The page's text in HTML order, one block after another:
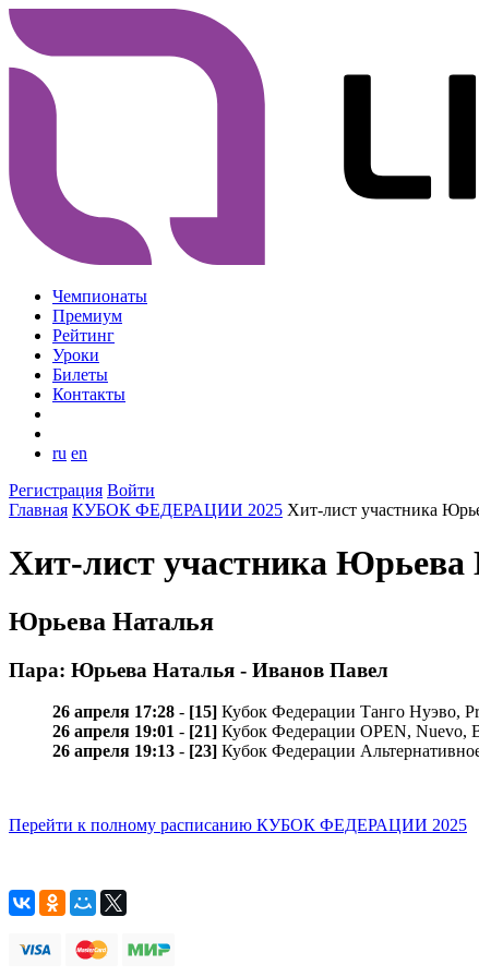
Чемпионаты
Премиум
Рейтинг
Уроки
Билеты
Контакты
ru en
Регистрация Войти
Главная КУБОК ФЕДЕРАЦИИ 2025 Хит-лист участника
Хит-лист участника
Юрьева Наталья
Пара: Юрьева Наталья - Иванов Павел
26 апреля 17:28 - [15] Кубок Федерации Танго Нуэво,
26 апреля 19:01 - [21] Кубок Федерации OPEN, Nuevo,
26 апреля 19:13 - [23] Кубок Федерации
Перейти к полному расписанию КУБОК ФЕДЕРАЦИИ 2025